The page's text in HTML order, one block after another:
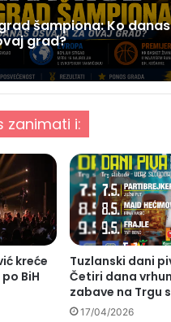
šampiona: Ko danas
grad?
zanimati i:
kreće
BiH
Tuzlanski dani
Četiri dana
zabave na Trgu
17/04/2026